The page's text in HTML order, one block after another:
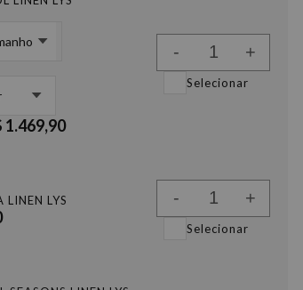
1.469,90
- +
Selecionar
LINEN LYS - +
Selecionar